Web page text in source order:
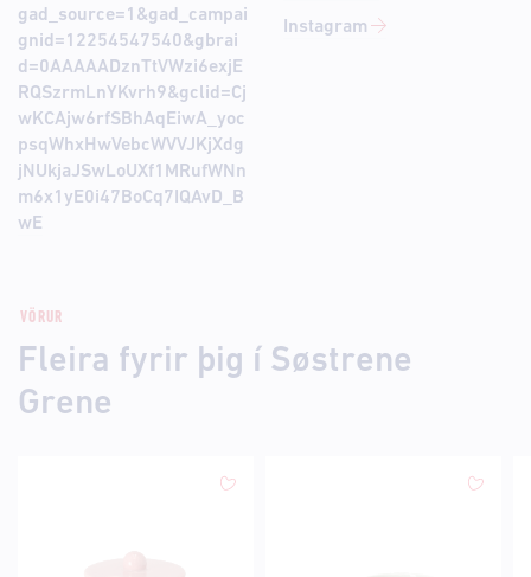
gad_source=1&gad_campai
gnid=12254547540&gbrai
d=0AAAAADznTtVWzi6exjE
RQSzrmLnYKvrh9&gclid=Cj
wKCAjw6rfSBhAqEiwA_yoc
psqWhxHwVebcWVVJKjXdg
jNUkjaJSwLoUXf1MRufWNn
m6x1yE0i47BoCq7IQAvD_B
wE
Instagram
VÖRUR
Fleira fyrir þig í Søstrene
Grene